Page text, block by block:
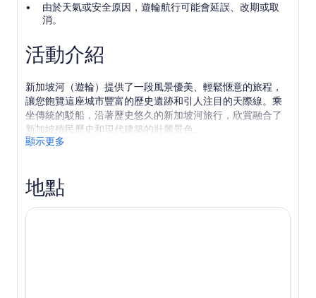
由於天氣或安全原因，遊輪航行可能會延誤、改期或取
消。
活動介紹
新加坡河（遊輪）提供了一段風景優美、輕鬆愜意的旅程，
讓您飽覽這座城市豐富的歷史遺跡和引人注目的天際線。乘
坐傳統的駁船，沿著歷史悠久的新加坡河旅行，欣賞融合了
新加坡殖民歷史和現代建築的壯麗景色。
經過克拉碼頭、駁船碼頭和濱海灣時，您將會看到魚尾獅公
動地講述了這條河從繁華的貿易中心轉變為新加坡最具活力
的濱水區之一的故事。
遊輪為初次來訪者和回頭客提供流暢而引人入勝的體驗，適
顯示更多
地點